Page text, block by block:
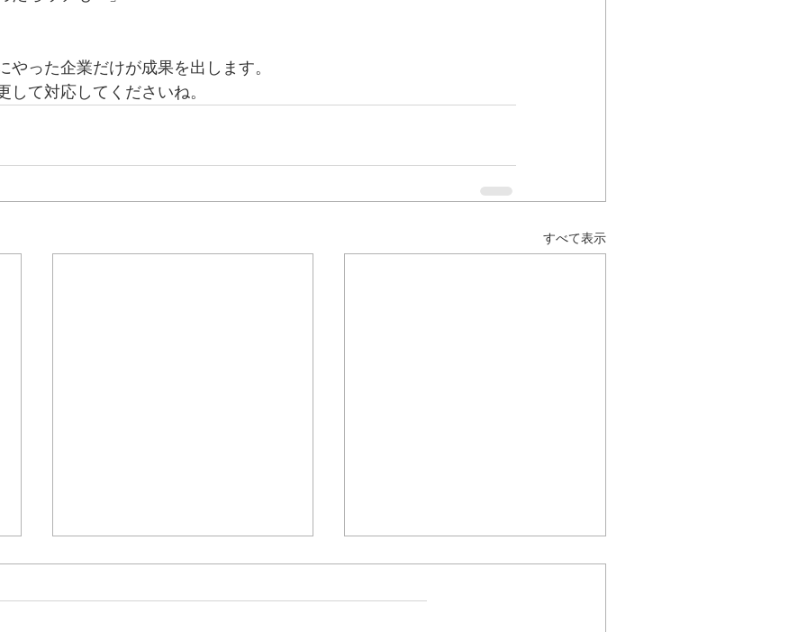
やった企業だけが成果を出します。
して対応してくださいね。
すべて表示